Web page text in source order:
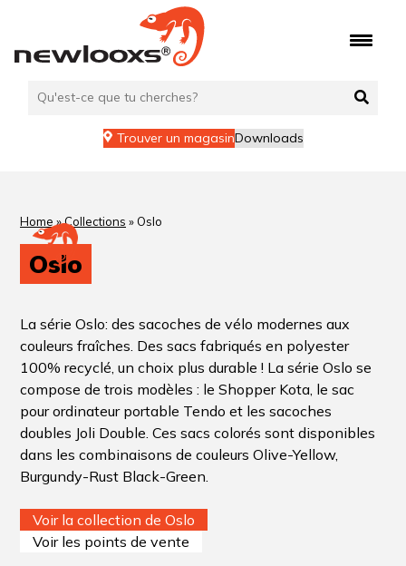
Trouver un magasinDownloads
Home »Collections » Oslo
Oslo
La série Oslo: des sacoches de vélo modernes aux
couleurs fraîches. Des sacs fabriqués en polyester
100% recyclé, un choix plus durable ! La série Oslo se
compose de trois modèles : le Shopper Kota, le sac
pour ordinateur portable Tendo et les sacoches
doubles Joli Double. Ces sacs colorés sont disponibles
dans les combinaisons de couleurs Olive-Yellow,
Burgundy-Rust Black-Green.
Voir la collection de Oslo
Voir les points de vente